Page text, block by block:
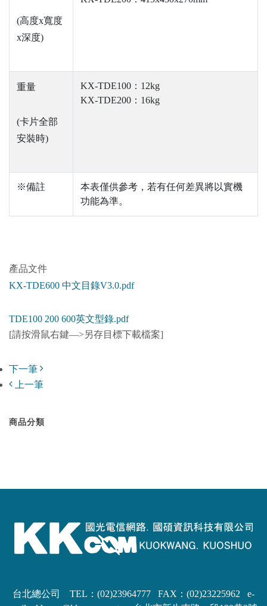
商品分類
(高度x寬度
x深度)
重量
(卡片全部
安裝時)
KX-TDE100：12kg
KX-TDE200：16kg
※備註
本表僅供參考，若有任何差異將以實機
功能為準。
產品文件
KX-TDE600 中文目錄V3.0.pdf
TDE100 200 600英文型錄.pdf
[請按滑鼠右鍵—>另存目標下載檔案]
下一筆
上一筆
台北總公司 TEL：(02)23964777 FAX：(02)23225962 e-